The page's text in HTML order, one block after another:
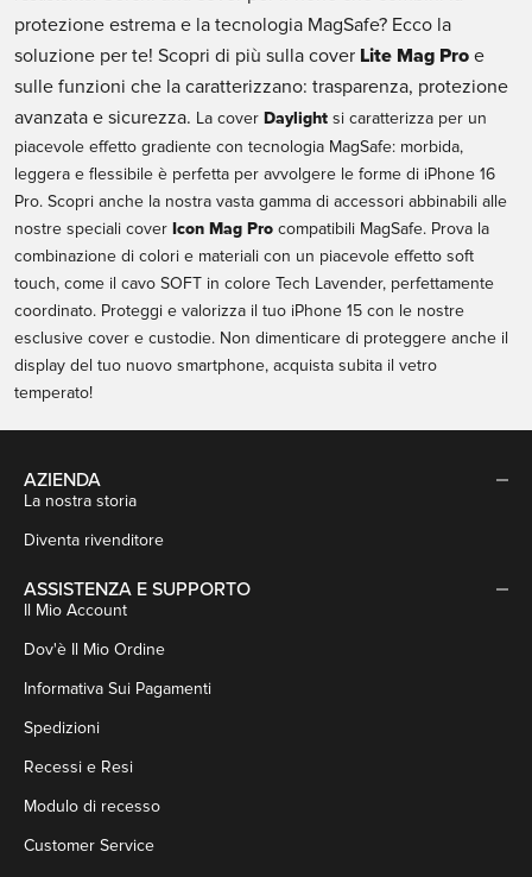
protezione estrema e la tecnologia MagSafe? Ecco la
soluzione per te! Scopri di più sulla cover Lite Mag Pro e
sulle funzioni che la caratterizzano: trasparenza, protezione
avanzata e sicurezza. La cover Daylight si caratterizza per un
piacevole effetto gradiente con tecnologia MagSafe: morbida,
leggera e flessibile è perfetta per avvolgere le forme di iPhone 16
Pro. Scopri anche la nostra vasta gamma di accessori abbinabili alle
nostre speciali cover Icon Mag Pro compatibili MagSafe. Prova la
combinazione di colori e materiali con un piacevole effetto soft
touch, come il cavo SOFT in colore Tech Lavender, perfettamente
coordinato. Proteggi e valorizza il tuo iPhone 15 con le nostre
esclusive cover e custodie. Non dimenticare di proteggere anche il
display del tuo nuovo smartphone, acquista subita il vetro
temperato!
AZIENDA
La nostra storia
Diventa rivenditore
ASSISTENZA E SUPPORTO
Il Mio Account
Dov'è Il Mio Ordine
Informativa Sui Pagamenti
Spedizioni
Recessi e Resi
Modulo di recesso
Customer Service